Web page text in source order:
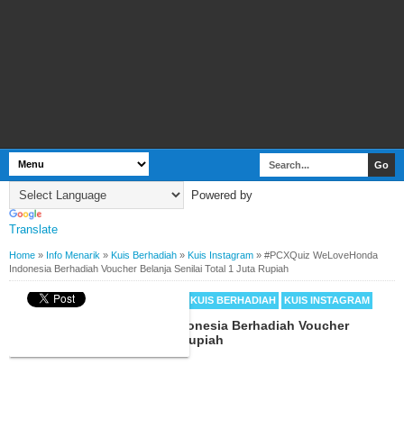
Powered by
Translate
Home » Info Menarik » Kuis Berhadiah » Kuis Instagram » #PCXQuiz WeLoveHonda
Indonesia Berhadiah Voucher Belanja Senilai Total 1 Juta Rupiah
BYWEBBUDI.COM KUIS BERHADIAH KUIS INSTAGRAM
#PCXQuiz WeLoveHonda Indonesia Berhadiah Voucher
Belanja Senilai Total 1 Juta Rupiah